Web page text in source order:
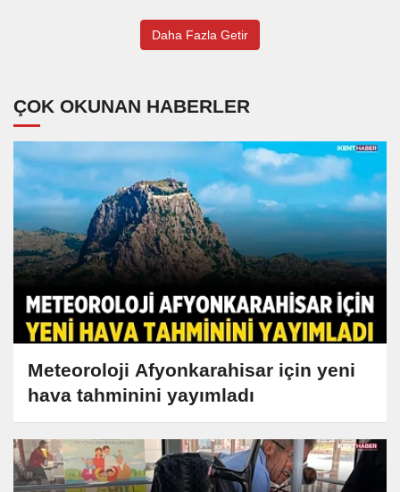
Daha Fazla Getir
ÇOK OKUNAN HABERLER
Meteoroloji Afyonkarahisar için yeni
hava tahminini yayımladı